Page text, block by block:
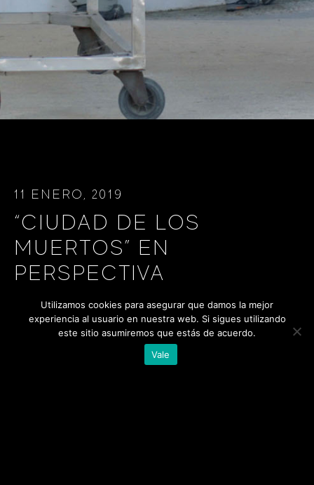
11 ENERO, 2019
“CIUDAD DE LOS
MUERTOS” EN
PERSPECTIVA
...headerTitle
Utilizamos cookies para asegurar que damos la mejor
experiencia al usuario en nuestra web. Si sigues utilizando
este sitio asumiremos que estás de acuerdo.
Vale